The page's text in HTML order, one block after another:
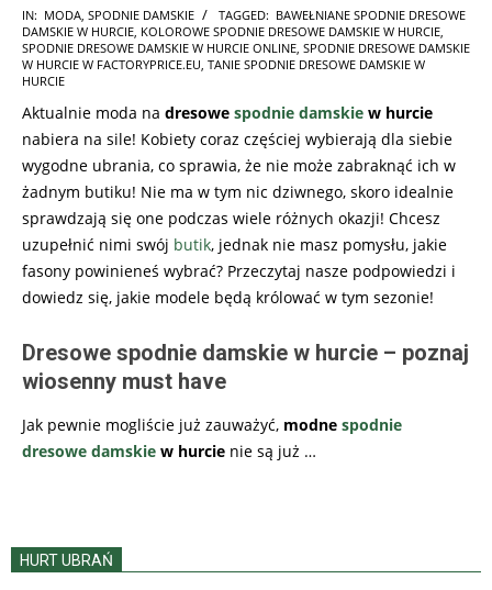
2022-
03-
02
IN: MODA SPODNIE DAMSKIE TAGGED: BAWEŁNIANE SPODNIE DRESOWE
DAMSKIE W HURCIE KOLOROWE SPODNIE DRESOWE DAMSKIE W HURCIE
SPODNIE DRESOWE DAMSKIE W HURCIE ONLINE SPODNIE DRESOWE DAMSKIE
W HURCIE W FACTORYPRICE.EU TANIE SPODNIE DRESOWE DAMSKIE W
HURCIE
Aktualnie moda na dresowe spodnie damskie w hurcie
nabiera na sile! Kobiety coraz częściej wybierają dla siebie
wygodne ubrania, co sprawia, że nie może zabraknąć ich w
żadnym butiku! Nie ma w tym nic dziwnego, skoro idealnie
sprawdzają się one podczas wiele różnych okazji! Chcesz
uzupełnić nimi swój butik, jednak nie masz pomysłu, jakie
fasony powinieneś wybrać? Przeczytaj nasze podpowiedzi i
dowiedz się, jakie modele będą królować w tym sezonie!
Dresowe spodnie damskie w hurcie – poznaj
wiosenny must have
Jak pewnie mogliście już zauważyć, modne spodnie
dresowe damskie w hurcie nie są już …
HURT UBRAŃ